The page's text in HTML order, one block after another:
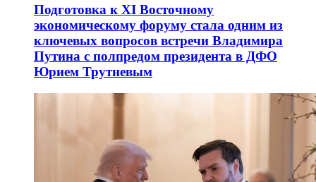
Подготовка к XI Восточному
экономическому форуму стала одним из
ключевых вопросов встречи Владимира
Путина с полпредом президента в ДФО
Юрием Трутневым